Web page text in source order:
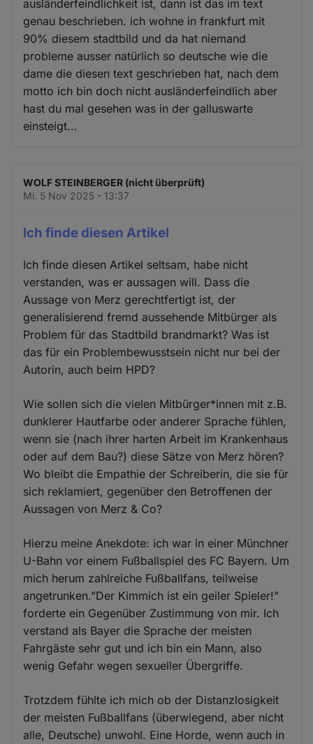
ausländerfeindlichkeit ist, dann ist das im text
genau beschrieben. ich wohne in frankfurt mit
90% diesem stadtbild und da hat niemand
probleme ausser natürlich so deutsche wie die
dame die diesen text geschrieben hat, nach dem
motto ich bin doch nicht ausländerfeindlich aber
hast du mal gesehen was in der galluswarte
einsteigt...
WOLF STEINBERGER (nicht überprüft)
Mi. 5 Nov 2025 - 13:37
Ich finde diesen Artikel
Ich finde diesen Artikel seltsam, habe nicht
verstanden, was er aussagen will. Dass die
Aussage von Merz gerechtfertigt ist, der
generalisierend fremd aussehende Mitbürger als
Problem für das Stadtbild brandmarkt? Was ist
das für ein Problembewusstsein nicht nur bei der
Autorin, auch beim HPD?
Wie sollen sich die vielen Mitbürger*innen mit z.B.
dunklerer Hautfarbe oder anderer Sprache fühlen,
wenn sie (nach ihrer harten Arbeit im Krankenhaus
oder auf dem Bau?) diese Sätze von Merz hören?
Wo bleibt die Empathie der Schreiberin, die sie für
sich reklamiert, gegenüber den Betroffenen der
Aussagen von Merz & Co?
Hierzu meine Anekdote: ich war in einer Münchner
U-Bahn vor einem Fußballspiel des FC Bayern. Um
mich herum zahlreiche Fußballfans, teilweise
angetrunken."Der Kimmich ist ein geiler Spieler!"
forderte ein Gegenüber Zustimmung von mir. Ich
verstand als Bayer die Sprache der meisten
Fahrgäste sehr gut und ich bin ein Mann, also
wenig Gefahr wegen sexueller Übergriffe.
Trotzdem fühlte ich mich ob der Distanzlosigkeit
der meisten Fußballfans (überwiegend, aber nicht
alle, Deutsche) unwohl. Eine Horde, wenn auch in